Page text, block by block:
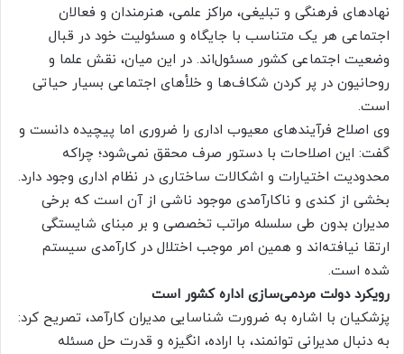
نهادهای فرهنگی و تبلیغی، مراکز علمی، هنرمندان و فعالان
اجتماعی هر یک متناسب با جایگاه و مسئولیت خود در قبال
وضعیت اجتماعی کشور مسئول‌اند. در این میان، نقش علما و
روحانیون در پر کردن شکاف‌ها و خلأهای اجتماعی بسیار حیاتی
است.
وی اصلاح فرآیندهای معیوب اداری را ضروری اما پیچیده دانست و
گفت: این اصلاحات با دستور صرف محقق نمی‌شود؛ چراکه
محدودیت اختیارات و اشکالات ساختاری در نظام اداری وجود دارد.
بخشی از کندی و ناکارآمدی موجود ناشی از آن است که برخی
مدیران بدون طی سلسله مراتب تخصصی و بر مبنای شایستگی
ارتقا نیافته‌اند و همین امر موجب اختلال در کارآمدی سیستم
شده است.
رویکرد دولت مردمی‌سازی اداره کشور است
پزشکیان با اشاره به ضرورت شناسایی مدیران کارآمد، تصریح کرد:
به دنبال مدیرانی توانمند، با اراده، انگیزه و قدرت حل مسئله